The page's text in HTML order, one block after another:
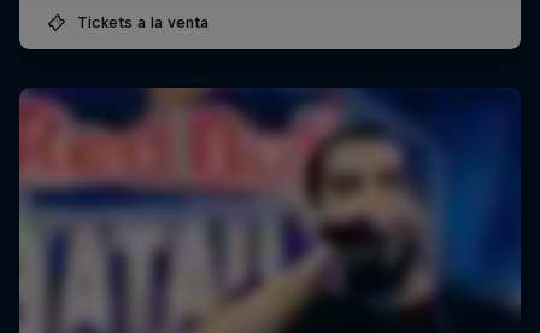
Tickets a la venta